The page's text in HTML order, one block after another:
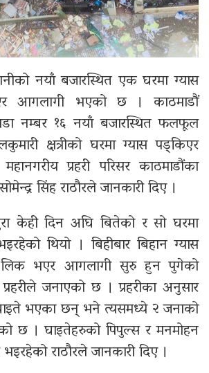
नयाँ बजारस्थित एक घरमा ग्यास
आगलागी भएको छ । काठमाडौं
नम्बर १६ नयाँ बजारस्थित फलफूल
क्षत्रीको घरमा ग्यास पड्किएर
प्रहरी परिसर काठमाडौंका
सिंह राठौरले जानकारी दिए ।
केही दिन अघि बितेको र सो घरमा
थियो । बिहीबार बिहान ग्यास
भएर आगलागी सुरु हुन पुगेको
जनाएको छ । प्रहरीका अनुसार
भएका छन् भने त्यसमध्ये २ जनाको
छ । घाइतेहरुको पिपुल्स र मनमोहन
राठौरले जानकारी दिए ।